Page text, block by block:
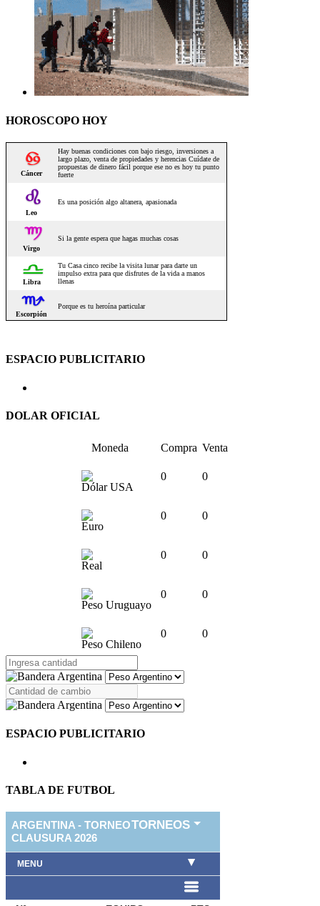
HOROSCOPO HOY
ESPACIO PUBLICITARIO
DOLAR OFICIAL
Moneda Compra Venta
Dólar USA
0 0
Euro
0 0
Real
0 0
Peso Uruguayo
0 0
Peso Chileno
0 0
ESPACIO PUBLICITARIO
TABLA DE FUTBOL